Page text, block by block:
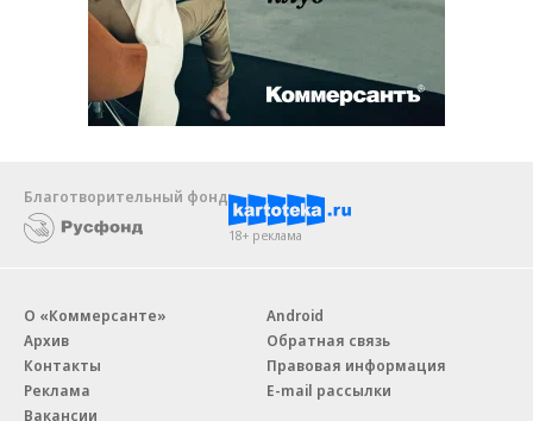
Благотворительный фонд
18+ реклама
О «Коммерсанте»
Архив
Контакты
Реклама
Вакансии
Android
Обратная связь
Правовая информация
E-mail рассылки